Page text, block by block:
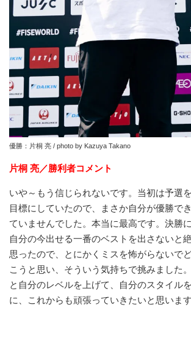
優勝：片桐 亮 / photo by Kazuya Takano
片桐 亮／勝利者コメント
いや～もう信じられないです。当初は予選
目標にしていたので、まさか自分が優勝で
ていませんでした。本当に最高です。決勝
自分の今出せる一番のベストを出さないと
思ったので、とにかくミスを怖がらないで
こうと思い、そういう気持ちで挑みました
と自分のレベルを上げて、自分のスタイル
に、これからも頑張っていきたいと思います